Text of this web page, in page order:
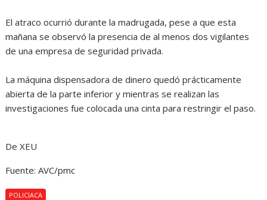
El atraco ocurrió durante la madrugada, pese a que esta
mañana se observó la presencia de al menos dos vigilantes
de una empresa de seguridad privada.
La máquina dispensadora de dinero quedó prácticamente
abierta de la parte inferior y mientras se realizan las
investigaciones fue colocada una cinta para restringir el paso.
De XEU
Fuente: AVC/pmc
POLICIACA